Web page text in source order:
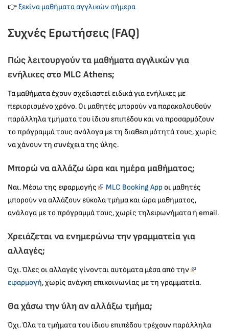
👉ξεκίνα μαθήματα αγγλικών σήμερα
Συχνές Ερωτήσεις (FAQ)
Πώς λειτουργούν τα μαθήματα αγγλικών για
ενήλικες στο MLC Athens;
Τα μαθήματα έχουν σχεδιαστεί ειδικά για ενήλικες με
περιορισμένο χρόνο. Οι μαθητές μπορούν να παρακολουθούν
παράλληλα τμήματα του ίδιου επιπέδου και να προσαρμόζουν
το πρόγραμμά τους ανάλογα με τη διαθεσιμότητά τους, χωρίς
να χάνουν τη συνέχεια της ύλης.
Μπορώ να αλλάζω ώρα και ημέρα μαθήματος;
Ναι. Μέσω της εφαρμογής MLC Booking Appοι μαθητές
μπορούν να αλλάζουν εύκολα τμήμα και ώρα μαθήματος,
ανάλογα με το πρόγραμμά τους, χωρίς τηλεφωνήματα ή email.
Χρειάζεται να ενημερώνω την γραμματεία για
αλλαγές;
Όχι. Όλες οι αλλαγές γίνονται αυτόματα μέσα από την
εφαρμογή, χωρίς ανάγκη επικοινωνίας με τη γραμματεία.
Θα χάσω την ύλη αν αλλάξω τμήμα;
Όχι. Όλα τα τμήματα του ίδιου επιπέδου τρέχουν παράλληλα